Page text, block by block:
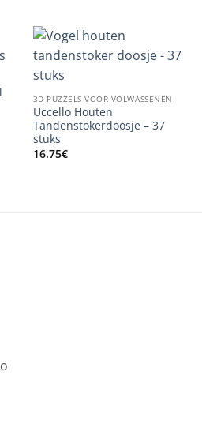
3D-PUZZELS VOOR VOLWASSENEN
Uccello Houten
Tandenstokerdoosje – 37
stuks
16.75€